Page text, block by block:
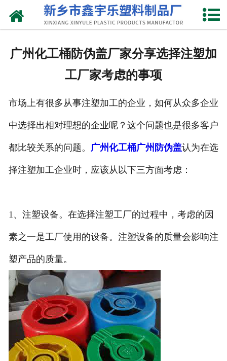
网站首页
联系我们
广州化工桶防伪盖厂家分享选择注塑加
工厂家考虑的事项
市场上有很多从事注塑加工的企业，如何从众多企业
中选择出相对理想的企业呢？这个问题也是很多客户
都比较关系的问题。 广州化工桶广州防伪盖认为在选
择注塑加工企业时，应该从以下三方面考虑：
1、注塑设备。在选择注塑工厂的过程中，考虑的因
素之一是工厂使用的设备。注塑设备的质量会影响注
塑产品的质量。